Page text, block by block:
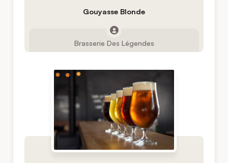
Gouyasse Blonde
Brasserie Des Légendes